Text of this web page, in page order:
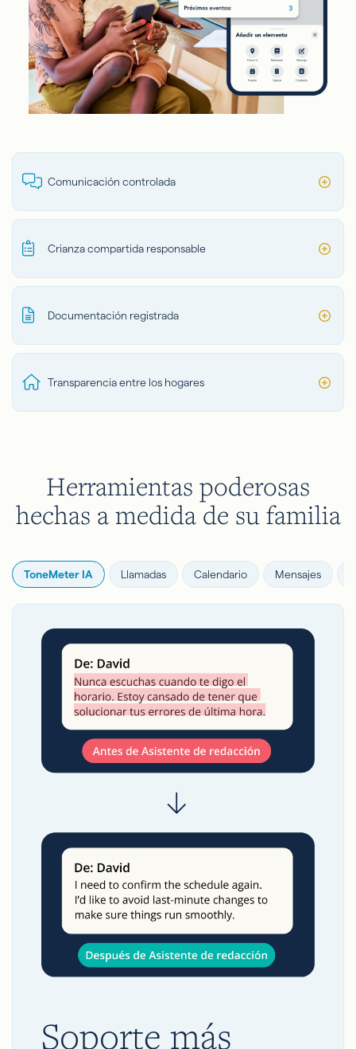
Comunicación controlada
Crianza compartida responsable
Documentación registrada
Transparencia entre los hogares
Herramientas poderosas
hechas a medida de su familia
ToneMeter IA Llamadas Calendario Mensajes
Soporte más